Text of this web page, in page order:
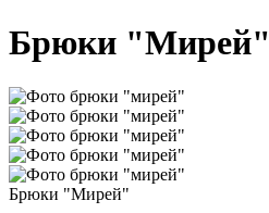
Брюки "Мирей"
Брюки "Мирей"